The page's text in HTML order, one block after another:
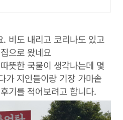
비도 내리고 코리나도 있고
으로 왔네요
뜻한 국물이 생각나는데 몇
가 지인들이랑 기장 가마솥
기를 적어보려고 합니다.